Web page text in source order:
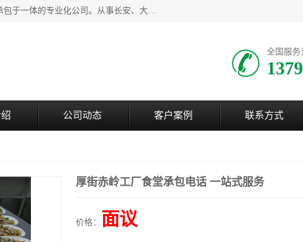
广东食安膳食管理服务有限公司是一家集干货粮油、肉禽蔬菜等食品加工、配送及食堂承包于一体的专业化公司。从事长安、大朗、大岭山、厚街、虎门等地区的蔬菜配送服务。 专业的服务队伍，以及完善的服务机制，经过多年的努力拼搏，赢得了广大客户的信赖和支持。
全国服务
公司动态 客户案例 联系方式
厚街赤岭工厂食堂承包电话 一站式服务
价格： 面议